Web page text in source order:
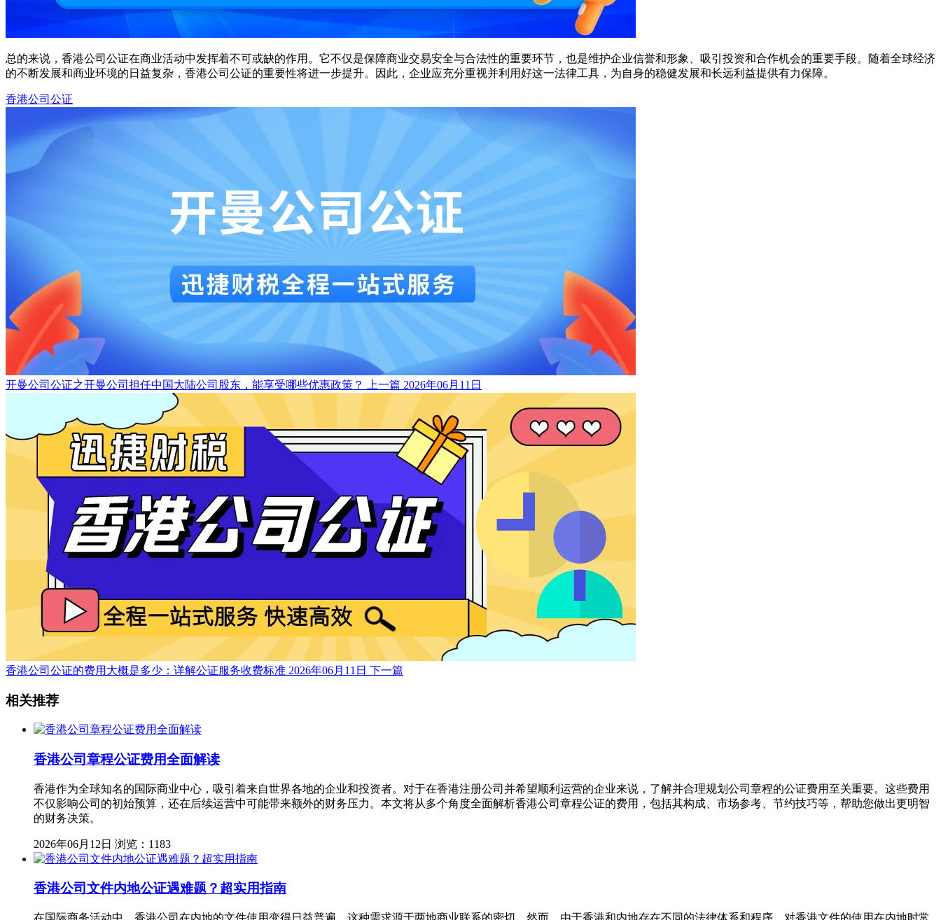
总的来说，香港公司公证在商业活动中发挥着不可或缺的作用。它不仅是保障商业交易安全与合法性的重要环节，也是维护企业信誉和形象、吸引投资和合作机会的重要手段。随着全球经济
的不断发展和商业环境的日益复杂，香港公司公证的重要性将进一步提升。因此，企业应充分重视并利用好这一法律工具，为自身的稳健发展和长远利益提供有力保障。
香港公司公证
开曼公司公证之开曼公司担任中国大陆公司股东，能享受哪些优惠政策？ 上一篇 2026年06月11日
香港公司公证的费用大概是多少：详解公证服务收费标准 2026年06月11日 下一篇
相关推荐
香港公司章程公证费用全面解读
香港作为全球知名的国际商业中心，吸引着来自世界各地的企业和投资者。对于在香港注册公司并希望顺利运营的企业来说，了解并合理规划公司章程的公证费用至关重要。这些费用
不仅影响公司的初始预算，还在后续运营中可能带来额外的财务压力。本文将从多个角度全面解析香港公司章程公证的费用，包括其构成、市场参考、节约技巧等，帮助您做出更明智
的财务决策。
2026年06月12日 浏览：1183
香港公司文件内地公证遇难题？超实用指南